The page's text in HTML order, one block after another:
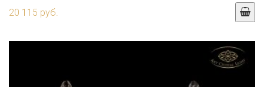
20 115 руб.